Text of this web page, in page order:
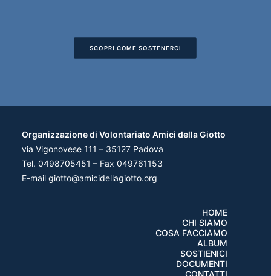
SCOPRI COME SOSTENERCI
Organizzazione di Volontariato Amici della Giotto
via Vigonovese 111 – 35127 Padova
Tel. 0498705451 – Fax 049761153
E-mail giotto@amicidellagiotto.org
HOME
CHI SIAMO
COSA FACCIAMO
ALBUM
SOSTIENICI
DOCUMENTI
CONTATTI